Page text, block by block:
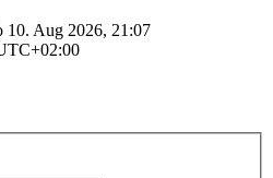
Aug 2026, 21:07